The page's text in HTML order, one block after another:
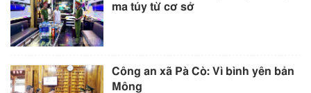
ma túy từ cơ sở
Công an xã Pà Cò: Vì bình yên bản
Mông